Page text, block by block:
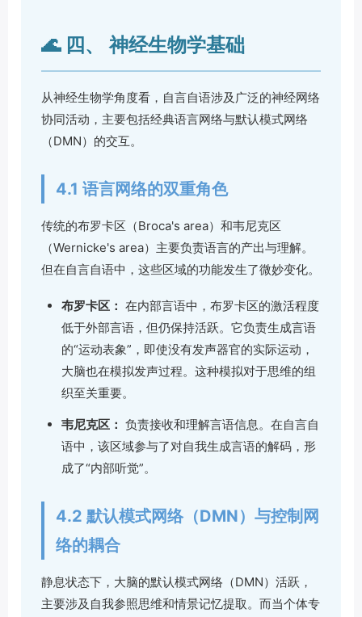
🌊 四、 神经生物学基础
从神经生物学角度看，自言自语涉及广泛的神经网络
协同活动，主要包括经典语言网络与默认模式网络
（DMN）的交互。
4.1 语言网络的双重角色
传统的布罗卡区（Broca's area）和韦尼克区
（Wernicke's area）主要负责语言的产出与理解。
但在自言自语中，这些区域的功能发生了微妙变化。
布罗卡区： 在内部言语中，布罗卡区的激活程度
低于外部言语，但仍保持活跃。它负责生成言语
的“运动表象”，即使没有发声器官的实际运动，
大脑也在模拟发声过程。这种模拟对于思维的组
织至关重要。
韦尼克区： 负责接收和理解言语信息。在自言自
语中，该区域参与了对自我生成言语的解码，形
成了“内部听觉”。
4.2 默认模式网络（DMN）与控制网
络的耦合
静息状态下，大脑的默认模式网络（DMN）活跃，
主要涉及自我参照思维和情景记忆提取。而当个体专